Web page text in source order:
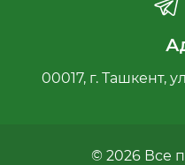
00017, г. Ташкент,
© 2026 Все